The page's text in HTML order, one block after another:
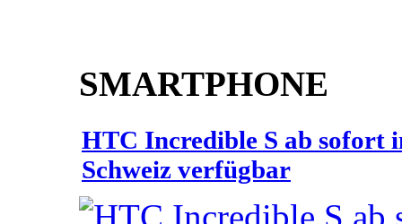
SMARTPHONE
HTC Incredible S ab sofort
Schweiz verfügbar